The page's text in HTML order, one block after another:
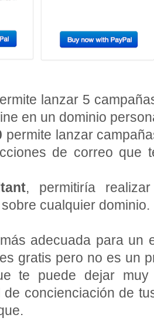
lanzar 5
en un dominio
permite lanzar
de correo que
, permitiría
cualquier dominio.
adecuada para un
gratis pero no es un
te puede dejar muy
de concienciación de